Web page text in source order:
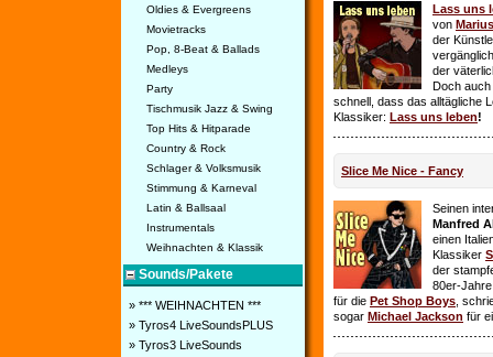
Oldies & Evergreens
Movietracks
Pop, 8-Beat & Ballads
Medleys
Party
Tischmusik Jazz & Swing
Top Hits & Hitparade
Country & Rock
Schlager & Volksmusik
Stimmung & Karneval
Latin & Ballsaal
Instrumentals
Weihnachten & Klassik
Sounds/Pakete
» *** WEIHNACHTEN ***
» Tyros4 LiveSoundsPLUS
» Tyros3 LiveSounds
Lass uns
von
der
der
Doch auch
schnell, dass das alltägliche
Klassiker: Lass uns leben!
Slice Me Nice - Fancy
Seinen
Manfred
einen
Klassiker
der
80er-
für die Pet Shop Boys ,
sogar Michael Jackson für